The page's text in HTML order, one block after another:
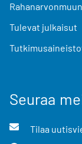
Tulevat julkaisut
Seuraa
Tilaa